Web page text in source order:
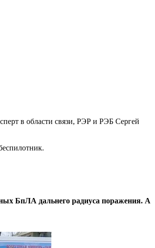
в области связи, РЭР и РЭБ Сергей
БпЛА дальнего радиуса поражения. А